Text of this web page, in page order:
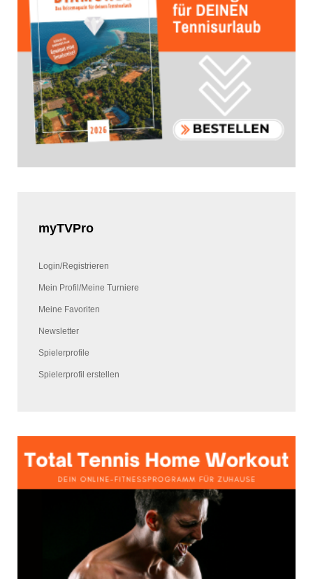
myTVPro
Login/Registrieren
Mein Profil/Meine Turniere
Meine Favoriten
Newsletter
Spielerprofile
Spielerprofil erstellen